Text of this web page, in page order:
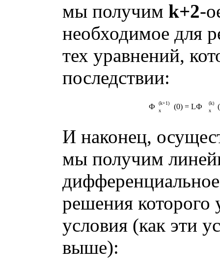
мы получим k+2-
необходимое для
тех уравнений,
последствии:
Ф
(k+1)
x
(0) = LФ
(k)
x
И наконец,
мы получим
решения которого
условия (как эти
выше):